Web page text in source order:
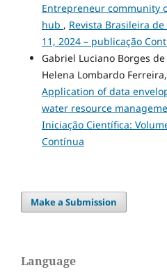
Entrepreneur community
hub , Revista Brasileira
11, 2024 – publicação
Gabriel Luciano Borges
Helena Lombardo
Application of data
water resource
Iniciação Científica:
Contínua
Make a Submission
Language